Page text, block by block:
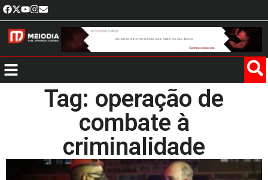
Tag: operação de
combate à
criminalidade